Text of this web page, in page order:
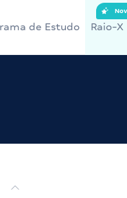
de Estudo Raio-X